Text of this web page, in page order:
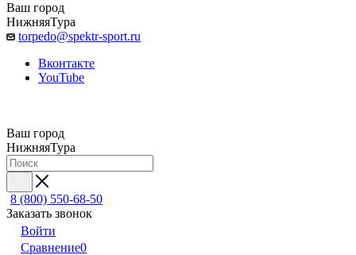
Ваш город
НижняяТура
torpedo@spektr-sport.ru
Вконтакте
YouTube
Ваш город
НижняяТура
8 (800) 550-68-50
Заказать звонок
Войти
Сравнение0